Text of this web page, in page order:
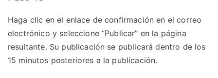
Haga clic en el enlace de confirmación en el correo
electrónico y seleccione “Publicar” en la página
resultante. Su publicación se publicará dentro de los
15 minutos posteriores a la publicación.